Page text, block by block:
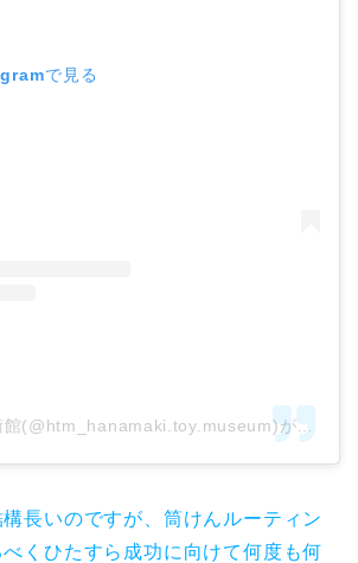
で見る
花巻おもちゃ美術館(@htm_hanamaki.toy.museum)がシェアした投稿
長いのですが、筒けんルーティン
くひたすら成功に向けて何度も何